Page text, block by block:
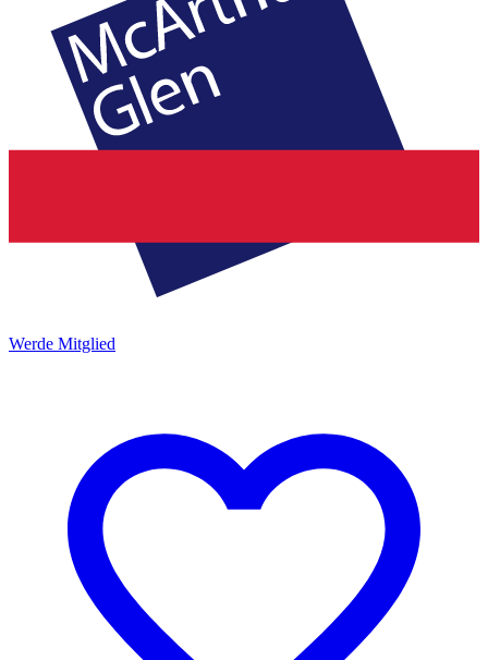
Werde Mitglied